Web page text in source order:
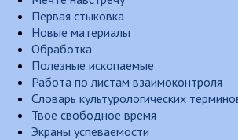
Первая стыковка
Новые материалы
Обработка
Полезные ископаемые
Работа по листам взаимоконтроля
Словарь культурологических
Твое свободное время
Экраны успеваемости